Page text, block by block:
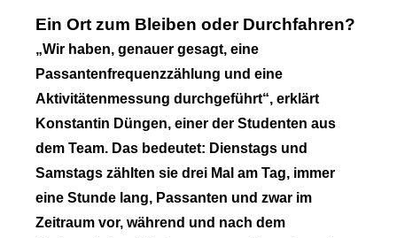
Ein Ort zum Bleiben oder Durchfahren?
„Wir haben, genauer gesagt, eine
Passantenfrequenzzählung und eine
Aktivitätenmessung durchgeführt“, erklärt
Konstantin Düngen, einer der Studenten aus
dem Team. Das bedeutet: Dienstags und
Samstags zählten sie drei Mal am Tag, immer
eine Stunde lang, Passanten und zwar im
Zeitraum vor, während und nach dem